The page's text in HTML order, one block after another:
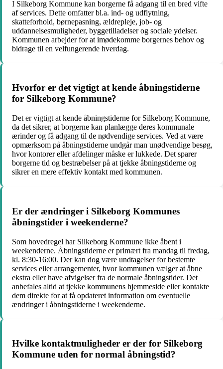
I Silkeborg Kommune kan borgerne få adgang til en bred vifte
af services. Dette omfatter bl.a. ind- og udflytning,
skatteforhold, børnepasning, ældrepleje, job- og
uddannelsesmuligheder, byggetilladelser og sociale ydelser.
Kommunen arbejder for at imødekomme borgernes behov og
bidrage til en velfungerende hverdag.
Hvorfor er det vigtigt at kende åbningstiderne
for Silkeborg Kommune?
Det er vigtigt at kende åbningstiderne for Silkeborg Kommune,
da det sikrer, at borgerne kan planlægge deres kommunale
ærinder og få adgang til de nødvendige services. Ved at være
opmærksom på åbningstiderne undgår man unødvendige besøg,
hvor kontorer eller afdelinger måske er lukkede. Det sparer
borgerne tid og bestræbelser på at tjekke åbningstiderne og
sikrer en mere effektiv kontakt med kommunen.
Er der ændringer i Silkeborg Kommunes
åbningstider i weekenderne?
Som hovedregel har Silkeborg Kommune ikke åbent i
weekenderne. Åbningstiderne er primært fra mandag til fredag,
kl. 8:30-16:00. Der kan dog være undtagelser for bestemte
services eller arrangementer, hvor kommunen vælger at åbne
ekstra eller have afvigelser fra de normale åbningstider. Det
anbefales altid at tjekke kommunens hjemmeside eller kontakte
dem direkte for at få opdateret information om eventuelle
ændringer i åbningstiderne i weekenderne.
Hvilke kontaktmuligheder er der for Silkeborg
Kommune uden for normal åbningstid?